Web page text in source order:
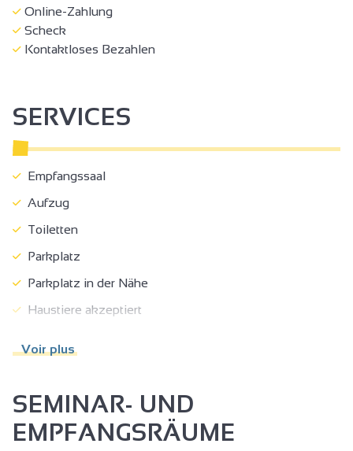
Online-Zahlung
Scheck
Kontaktloses Bezahlen
SERVICES
Empfangssaal
Aufzug
Toiletten
Parkplatz
Parkplatz in der Nähe
Haustiere akzeptiert
Themenführung
Kostenlose Führungen
Voir plus
SEMINAR- UND
EMPFANGSRÄUME